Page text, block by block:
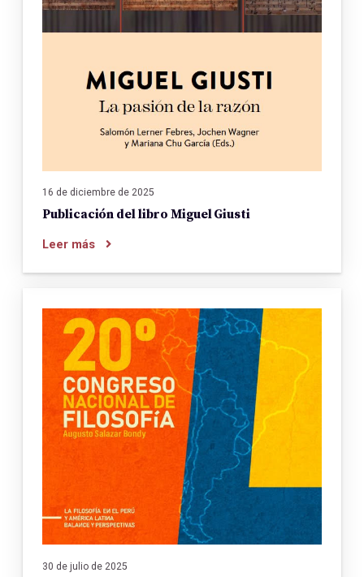
16 de diciembre de 2025
Publicación del libro Miguel Giusti
Leer más
30 de julio de 2025